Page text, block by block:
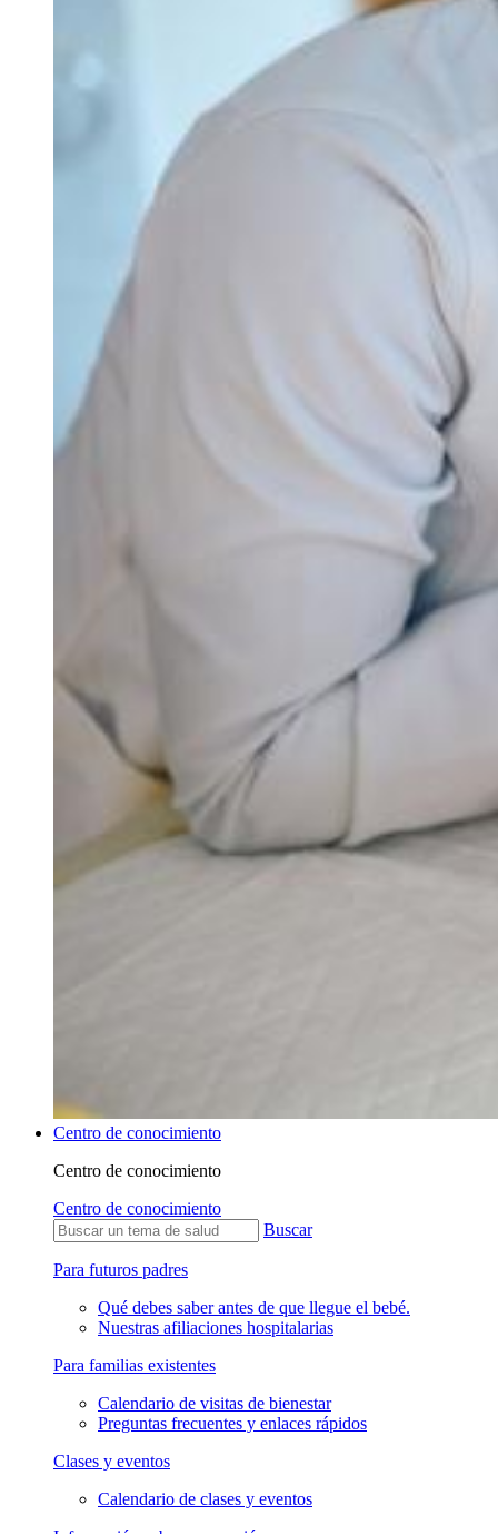
Centro de conocimiento
Centro de conocimiento
Centro de conocimiento
Buscar
Para futuros padres
Qué debes saber antes de que llegue el bebé.
Nuestras afiliaciones hospitalarias
Para familias existentes
Calendario de visitas de bienestar
Preguntas frecuentes y enlaces rápidos
Clases y eventos
Calendario de clases y eventos